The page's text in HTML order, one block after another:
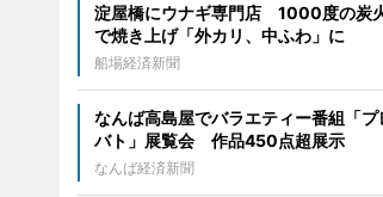
淀屋橋にウナギ専門店 1000度の炭
で焼き上げ「外カリ、中ふわ」に
船場経済新聞
なんば高島屋でバラエティー番組「プ
バト」展覧会 作品450点超展示
なんば経済新聞